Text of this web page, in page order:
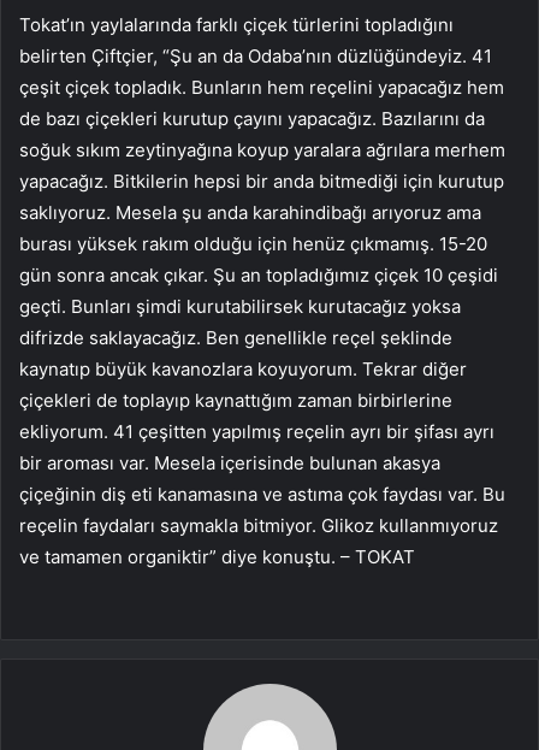
Tokat’ın yaylalarında farklı çiçek türlerini topladığını
belirten Çiftçier, “Şu an da Odaba’nın düzlüğündeyiz. 41
çeşit çiçek topladık. Bunların hem reçelini yapacağız hem
de bazı çiçekleri kurutup çayını yapacağız. Bazılarını da
soğuk sıkım zeytinyağına koyup yaralara ağrılara merhem
yapacağız. Bitkilerin hepsi bir anda bitmediği için kurutup
saklıyoruz. Mesela şu anda karahindibağı arıyoruz ama
burası yüksek rakım olduğu için henüz çıkmamış. 15-20
gün sonra ancak çıkar. Şu an topladığımız çiçek 10 çeşidi
geçti. Bunları şimdi kurutabilirsek kurutacağız yoksa
difrizde saklayacağız. Ben genellikle reçel şeklinde
kaynatıp büyük kavanozlara koyuyorum. Tekrar diğer
çiçekleri de toplayıp kaynattığım zaman birbirlerine
ekliyorum. 41 çeşitten yapılmış reçelin ayrı bir şifası ayrı
bir aroması var. Mesela içerisinde bulunan akasya
çiçeğinin diş eti kanamasına ve astıma çok faydası var. Bu
reçelin faydaları saymakla bitmiyor. Glikoz kullanmıyoruz
ve tamamen organiktir” diye konuştu. – TOKAT